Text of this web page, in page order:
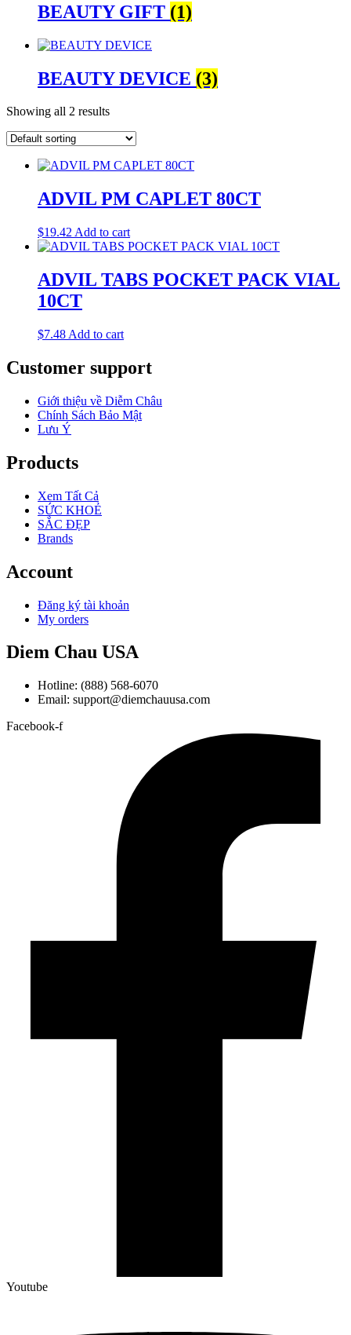
BEAUTY GIFT (1)
BEAUTY DEVICE (3)
Showing all 2 results
ADVIL PM CAPLET 80CT
$19.42 Add to cart
ADVIL TABS POCKET PACK VIAL
10CT
$7.48 Add to cart
Customer support
Giới thiệu về Diễm Châu
Chính Sách Bảo Mật
Lưu Ý
Products
Xem Tất Cả
SỨC KHOẺ
SẮC ĐẸP
Brands
Account
Đăng ký tài khoản
My orders
Diem Chau USA
Hotline: (888) 568-6070
Email: support@diemchauusa.com
Facebook-f
Youtube